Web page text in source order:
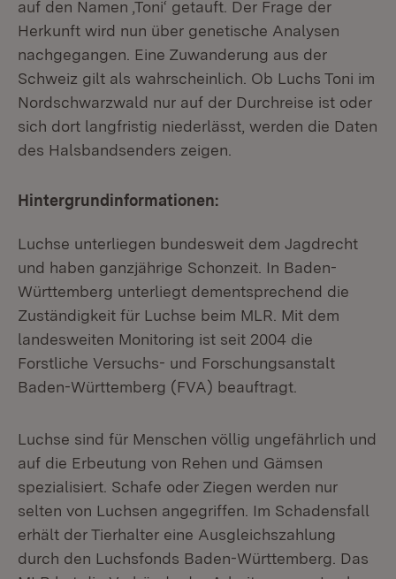
auf den Namen ‚Toni‘ getauft. Der Frage der
Herkunft wird nun über genetische Analysen
nachgegangen. Eine Zuwanderung aus der
Schweiz gilt als wahrscheinlich. Ob Luchs Toni im
Nordschwarzwald nur auf der Durchreise ist oder
sich dort langfristig niederlässt, werden die Daten
des Halsbandsenders zeigen.
Hintergrundinformationen:
Luchse unterliegen bundesweit dem Jagdrecht
und haben ganzjährige Schonzeit. In Baden-
Württemberg unterliegt dementsprechend die
Zuständigkeit für Luchse beim MLR. Mit dem
landesweiten Monitoring ist seit 2004 die
Forstliche Versuchs- und Forschungsanstalt
Baden-Württemberg (FVA) beauftragt.
Luchse sind für Menschen völlig ungefährlich und
auf die Erbeutung von Rehen und Gämsen
spezialisiert. Schafe oder Ziegen werden nur
selten von Luchsen angegriffen. Im Schadensfall
erhält der Tierhalter eine Ausgleichszahlung
durch den Luchsfonds Baden-Württemberg. Das